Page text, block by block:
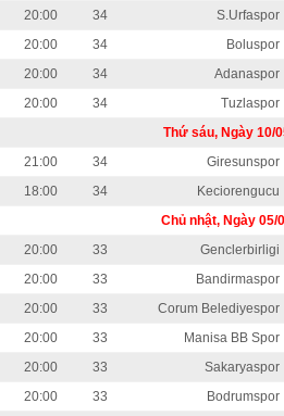
20:00
34 S.Urfaspor
20:00
34 Boluspor
20:00
34 Adanaspor
20:00
34 Tuzlaspor
Thứ sáu, Ngày 10/
21:00
34 Giresunspor
18:00
34 Keciorengucu
Chủ nhật, Ngày 05/
20:00
33 Genclerbirligi
20:00
33 Bandirmaspor
20:00
33 Corum Belediyespor
20:00
33 Manisa BB Spor
20:00
33 Sakaryaspor
20:00
33 Bodrumspor